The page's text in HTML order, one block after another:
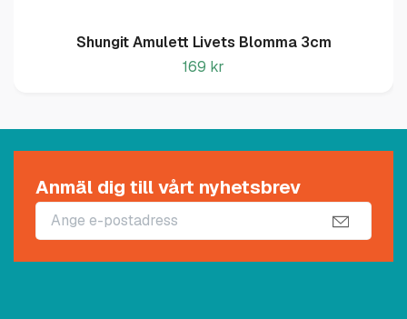
Shungit Amulett Livets Blomma 3cm
169 kr
Anmäl dig till vårt nyhetsbrev